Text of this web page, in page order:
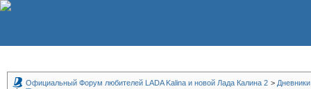
Официальный Форум любителей LADA Kalina и новой Лада Калина 2 > Дневники